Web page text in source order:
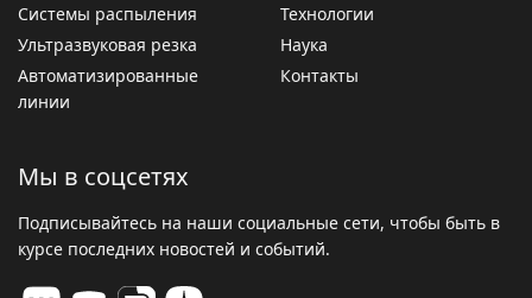
Системы распыления
Ультразвуковая резка
Автоматизированные
линии
Технологии
Наука
Контакты
Мы в соцсетях
Подписывайтесь на наши социальные сети, чтобы быть в
курсе последних новостей и событий.